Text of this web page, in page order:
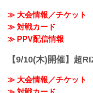
≫ 大会情報／チケット
≫ 対戦カード
≫ PPV配信情報
【9/10(木)開催】超
≫ 大会情報／チケット